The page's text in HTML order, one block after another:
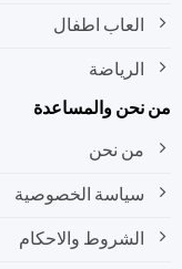
العاب اطفال
الرياضة
من نحن والمساعدة
من نحن
سياسة الخصوصية
الشروط والاحكام